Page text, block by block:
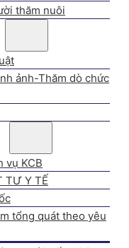
thăm nuôi
ảnh-Thăm dò chức
vụ KCB
TƯ Y TẾ
tổng quát theo yêu